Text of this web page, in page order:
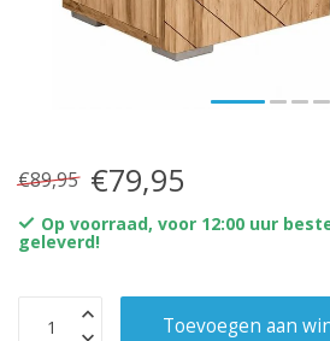
€89,95 €79,95
Op voorraad, voor 12:00 uur
geleverd!
Toevoegen aan